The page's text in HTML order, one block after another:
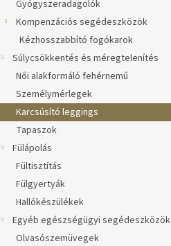
Gyógyszeradagolók
Kompenzációs segédeszközök
Kézhosszabbító fogókarok
Súlycsökkentés és méregtelenítés
Női alakformáló fehérnemű
Személymérlegek
Karcsúsító leggings
Tapaszok
Fülápolás
Fültisztítás
Fülgyertyák
Hallókészülékek
Egyéb egészségügyi segédeszközök
Olvasószemüvegek